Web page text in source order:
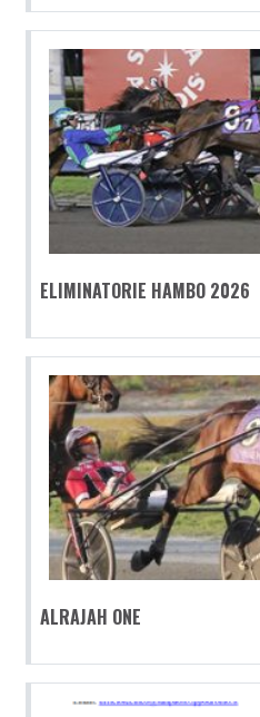
ELIMINATORIE HAMBO 2026
ALRAJAH ONE